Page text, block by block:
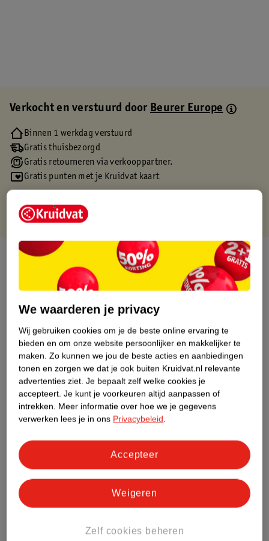
Verkocht en verstuurd doorBeurer Europe
Binnen 1 werkdag verstuurd
Gratis thuisbezorgd
Gratis retourneren via verkooppartner.
Gratis punten met je Kruidvat kaart
Over dit product
Productinformatie
Nature Impact Score
Dit product heeft (nog) geen Nature
Impact Score.
Meer informatie
Bestel & Bezorginformatie
Bekijk ook
We waarderen je privacy
Wij gebruiken cookies om je de beste online ervaring te
bieden en om onze website persoonlijker en makkelijker te
maken. Zo kunnen we jou de beste acties en aanbiedingen
tonen en zorgen we dat je ook buiten Kruidvat.nl relevante
advertenties ziet. Je bepaalt zelf welke cookies je
accepteert. Je kunt je voorkeuren altijd aanpassen of
intrekken. Meer informatie over hoe we je gegevens
verwerken lees je in ons Privacybeleid.
Zelf cookies beheren
Weigeren
Accepteer